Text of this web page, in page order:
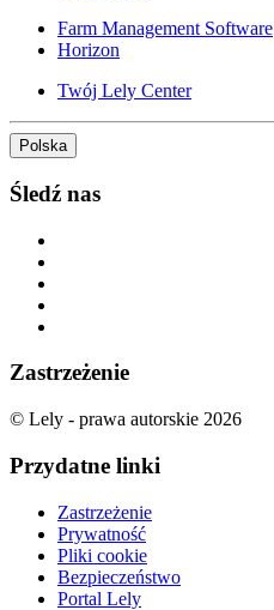
Farm Management Software
Horizon
Twój Lely Center
Polska
Śledź nas
Zastrzeżenie
© Lely - prawa autorskie 2026
Przydatne linki
Zastrzeżenie
Prywatność
Pliki cookie
Bezpieczeństwo
Portal Lely